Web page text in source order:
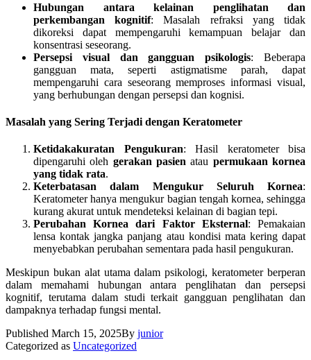
Hubungan antara kelainan penglihatan dan
perkembangan kognitif: Masalah refraksi yang tidak
dikoreksi dapat mempengaruhi kemampuan belajar dan
konsentrasi seseorang.
Persepsi visual dan gangguan psikologis: Beberapa
gangguan mata, seperti astigmatisme parah, dapat
mempengaruhi cara seseorang memproses informasi visual,
yang berhubungan dengan persepsi dan kognisi.
Masalah yang Sering Terjadi dengan Keratometer
Ketidakakuratan Pengukuran: Hasil keratometer bisa
dipengaruhi oleh gerakan pasien atau permukaan kornea
yang tidak rata.
Keterbatasan dalam Mengukur Seluruh Kornea:
Keratometer hanya mengukur bagian tengah kornea, sehingga
kurang akurat untuk mendeteksi kelainan di bagian tepi.
Perubahan Kornea dari Faktor Eksternal: Pemakaian
lensa kontak jangka panjang atau kondisi mata kering dapat
menyebabkan perubahan sementara pada hasil pengukuran.
Meskipun bukan alat utama dalam psikologi, keratometer berperan
dalam memahami hubungan antara penglihatan dan persepsi
kognitif, terutama dalam studi terkait gangguan penglihatan dan
dampaknya terhadap fungsi mental.
Published March 15, 2025By junior
Categorized as Uncategorized